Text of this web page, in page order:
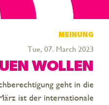
MEINUNG
Tue, 07. March 2023
WOLLEN
geht in die
ist der internationale